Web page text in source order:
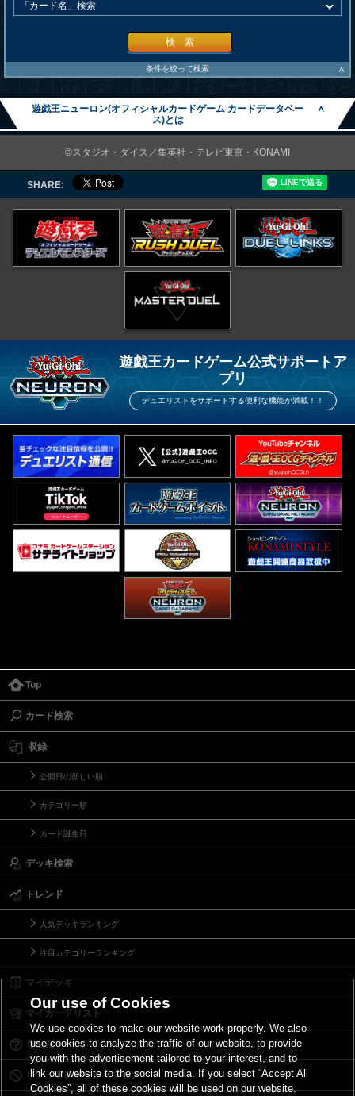
検 索
条件を絞って検索 ∧
遊戯王ニューロン(オフィシャルカードゲーム カードデータベー
ス)とは
∧
©スタジオ・ダイス／集英社・テレビ東京・KONAMI
SHARE:
遊戯王カードゲーム公式サポートア
プリ
デュエリストをサポートする便利な機能が満載！！
Top
カード検索
収録
公開日の新しい順
カテゴリー順
カード誕生日
デッキ検索
トレンド
人気デッキランキング
注目カテゴリーランキング
マイデッキ
マイカードリスト
Ｑ＆Ａ
リミットレギュレーション
Our use of Cookies
We use cookies to make our website work properly. We also
use cookies to analyze the traffic of our website, to provide
you with the advertisement tailored to your interest, and to
link our website to the social media. If you select “Accept All
Cookies”, all of these cookies will be used on our website.